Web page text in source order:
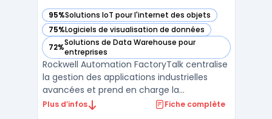
95%Solutions IoT pour l'internet des objets
— voir Rockwell Automation FactoryTalk dans cette
75%Logiciels de visualisation de données
— voir Rockwell Automation FactoryTalk dans cette
72%Solutions de Data Warehouse pour
entreprises
— voir Rockwell Automation FactoryTalk dans cette
Rockwell Automation FactoryTalk centralise
la gestion des applications industrielles
avancées et prend en charge la
digitalisation industrielle de la conception à
Plus d’infos Fiche complète